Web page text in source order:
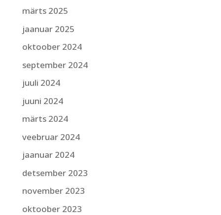
märts 2025
jaanuar 2025
oktoober 2024
september 2024
juuli 2024
juuni 2024
märts 2024
veebruar 2024
jaanuar 2024
detsember 2023
november 2023
oktoober 2023